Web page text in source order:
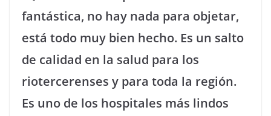
fantástica, no hay nada para objetar,
está todo muy bien hecho. Es un salto
de calidad en la salud para los
riotercerenses y para toda la región.
Es uno de los hospitales más lindos